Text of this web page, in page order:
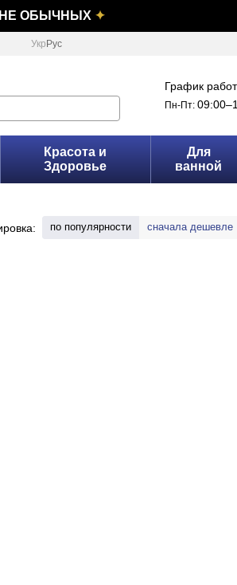
ОБЫЧНЫХ ✦
Укр Рус
График
Пн-Пт:
Красота и
Здоровье
Для
ванной
по популярности сначала дешевле